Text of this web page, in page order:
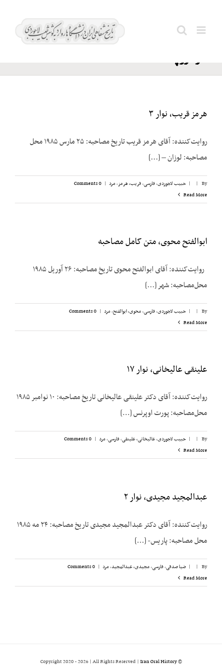
تعطیلات
در اروپا
هرمز قریب، نوار ۳
روایت‌کننده: آقای هرمز قریب تاریخ مصاحبه: ۲۵ مارس ۱۹۸۵ محل
مصاحبه: لوزان – [...]
By
|
| حبیب لاجوردی,فارسی,قریب، هرمز,مرد |
0 Comments
Read More
ابوالفتح محوی، متن کامل مصاحبه
روایت‌کننده: آقای ابوالفتح محوی تاریخ مصاحبه: ۲۶ آوریل ۱۹۸۵
محل‌مصاحبه: شهر [...]
By
|
| حبیب لاجوردی,فارسی,محوی، ابوالفتح,مرد |
0 Comments
Read More
علینقی عالیخانی، نوار ۱۷
روایت‌کننده: آقای دکتر علینقی عالیخانی تاریخ مصاحبه: ۱۰ نوامبر ۱۹۸۵
محل‌مصاحبه: پورت اوپرنس [...]
By
|
| حبیب لاجوردی,عالیخانی، علینقی,فارسی,مرد |
0 Comments
Read More
عبدالمجید مجیدی، نوار ۲
روایت‌کننده: آقای دکتر عبدالمجید مجیدی تاریخ مصاحبه: ۲۴ مه ۱۹۸۵
محل مصاحبه: پاریس- [...]
By
|
| ضیا صدقی,فارسی,مجیدی،‌ عبدالمجید,مرد |
0 Comments
Read More
© Copyright 2020 -
2026 | All Rights Reserved | Iran Oral History